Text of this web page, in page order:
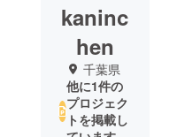
kaninc
hen
千葉県
他に1件の
プロジェク
トを掲載し